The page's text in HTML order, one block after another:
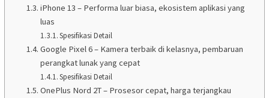
iPhone 13 – Performa luar biasa, ekosistem aplikasi yang
luas
Spesifikasi Detail
Google Pixel 6 – Kamera terbaik di kelasnya, pembaruan
perangkat lunak yang cepat
Spesifikasi Detail
OnePlus Nord 2T – Prosesor cepat, harga terjangkau